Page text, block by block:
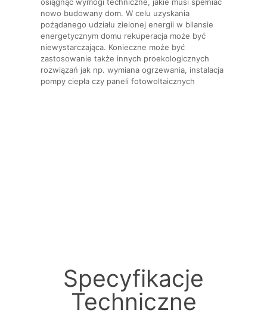
nowo budowany dom. W celu uzyskania
pożądanego udziału zielonej energii w bilansie
energetycznym domu rekuperacja może być
niewystarczająca. Konieczne może być
zastosowanie także innych proekologicznych
rozwiązań jak np. wymiana ogrzewania, instalacja
pompy ciepła czy paneli fotowoltaicznych
Specyfikacje
Techniczne